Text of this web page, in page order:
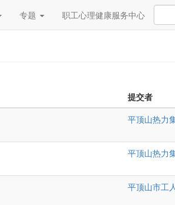
专题 职工心理健康服务中心
提交者
平顶山热力
平顶山热力
平顶山市工